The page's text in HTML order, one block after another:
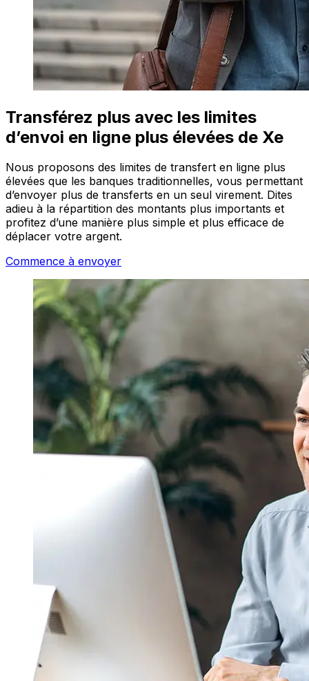
Transférez plus avec les limites
d’envoi en ligne plus élevées de Xe
Nous proposons des limites de transfert en ligne plus
élevées que les banques traditionnelles, vous permettant
d’envoyer plus de transferts en un seul virement. Dites
adieu à la répartition des montants plus importants et
profitez d’une manière plus simple et plus efficace de
déplacer votre argent.
Commence à envoyer